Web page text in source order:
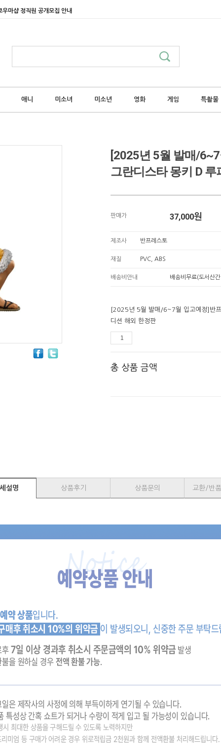
우마샵 정직원 공개모집 안내
애니 미소녀 미소년 영화 게임 특촬물
[2025년 5월 발매/
그란디스타 몽키 D
판매가 37,000원
제조사 반프레스토
재질 PVC, ABS
배송비안내 배송비무료(도서산
[2025년 5월 발매/6~7월 입고예정]반
디션 해외 한정판
총 상품 금액
설명 상품후기 상품문의 교환/반